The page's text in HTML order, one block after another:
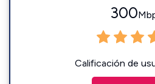
300
Calificación de